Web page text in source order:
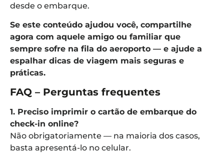
desde o embarque.
Se este conteúdo ajudou você, compartilhe
agora com aquele amigo ou familiar que
sempre sofre na fila do aeroporto — e ajude a
espalhar dicas de viagem mais seguras e
práticas.
FAQ – Perguntas frequentes
1. Preciso imprimir o cartão de embarque do
check-in online?
Não obrigatoriamente — na maioria dos casos,
basta apresentá-lo no celular.